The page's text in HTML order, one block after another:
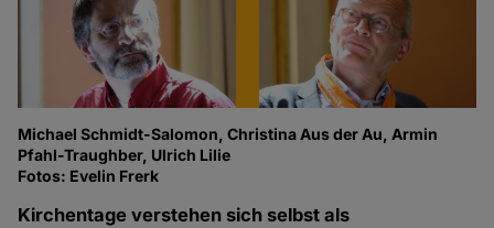
Michael Schmidt-Salomon, Christina Aus der Au, Armin
Pfahl-Traughber, Ulrich Lilie
Fotos: Evelin Frerk
Kirchentage verstehen sich selbst als